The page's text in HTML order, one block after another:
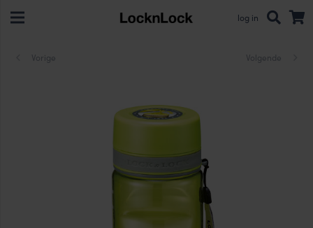
log in
Vorige Volgende